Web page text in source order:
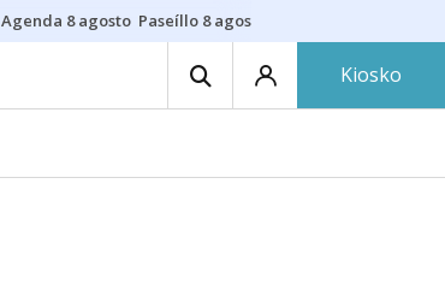
Agenda 8 agosto Paseíllo 8 agosto
Kiosko